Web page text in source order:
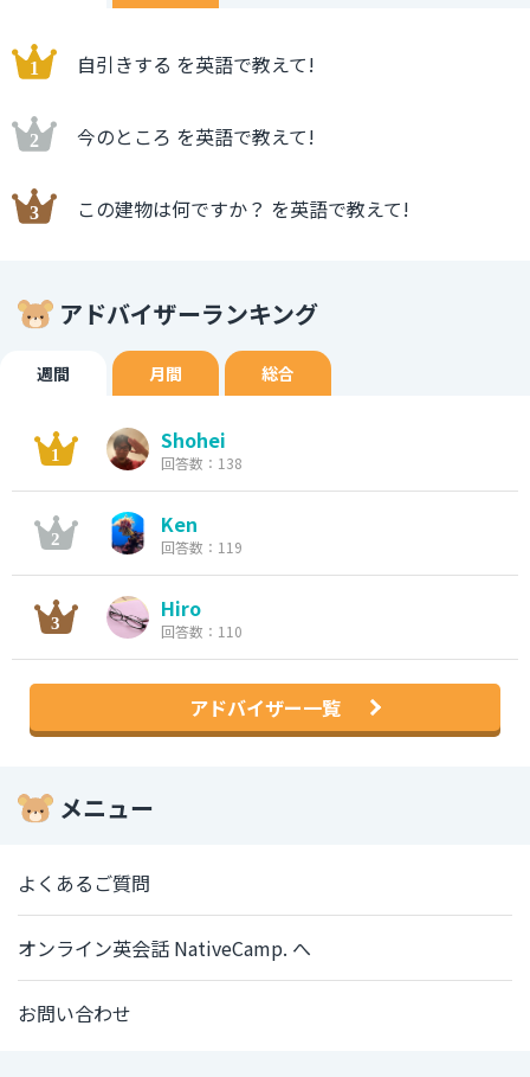
自引きする を英語で教えて!
今のところ を英語で教えて!
この建物は何ですか？ を英語で教えて!
アドバイザーランキング
週間 月間 総合
Shohei
回答数：138
Ken
回答数：119
Hiro
回答数：110
アドバイザー一覧
メニュー
よくあるご質問
オンライン英会話 NativeCamp. へ
お問い合わせ